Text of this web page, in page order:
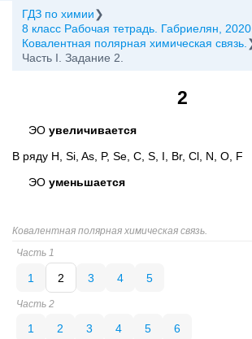
ГДЗ по химии
8 класс Рабочая тетрадь. Габриелян, 2020.
Ковалентная полярная химическая связь.
Часть I. Задание 2.
2
ЭО увеличивается
В ряду H, Si, As, P, Se, C, S, I, Br, Cl, N, O, F
ЭО уменьшается
Ковалентная полярная химическая связь.
Часть 1
1 2 3 4 5
Часть 2
1 2 3 4 5 6